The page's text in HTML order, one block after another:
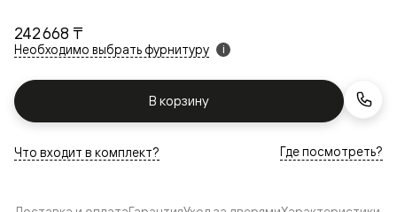
242 668 ₸
Необходимо выбрать фурнитуру i
В корзину
Что входит в комплект? Где посмотреть?